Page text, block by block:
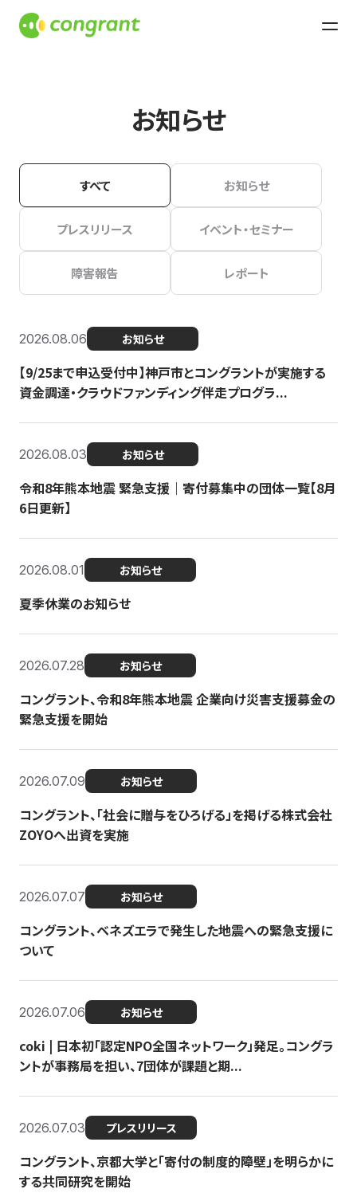
お知らせ
すべて お知らせ
プレスリリース イベント・セミナー
障害報告 レポート
2026.08.06 お知らせ
【9/25まで申込受付中】神戸市とコングラントが実施する
資金調達・クラウドファンディング伴走プログラ...
2026.08.03 お知らせ
令和8年熊本地震 緊急支援｜寄付募集中の団体一覧【8月
6日更新】
2026.08.01 お知らせ
夏季休業のお知らせ
2026.07.28 お知らせ
コングラント、令和8年熊本地震 企業向け災害支援募金の
緊急支援を開始
2026.07.09 お知らせ
コングラント、「社会に贈与をひろげる」を掲げる株式会社
ZOYOへ出資を実施
2026.07.07 お知らせ
コングラント、ベネズエラで発生した地震への緊急支援に
ついて
2026.07.06 お知らせ
coki | 日本初「認定NPO全国ネットワーク」発足。コングラ
ントが事務局を担い、7団体が課題と期...
2026.07.03 プレスリリース
コングラント、京都大学と「寄付の制度的障壁」を明らかに
する共同研究を開始